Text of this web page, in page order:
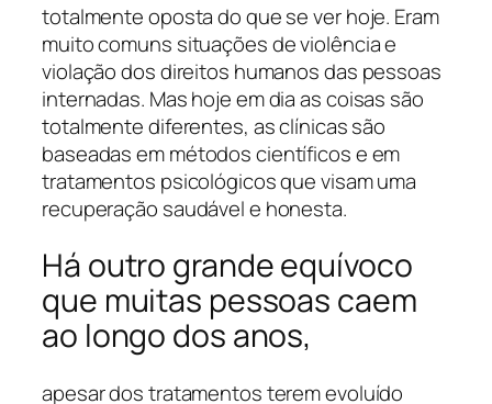
totalmente oposta do que se ver hoje. Eram
muito comuns situações de violência e
violação dos direitos humanos das pessoas
internadas. Mas hoje em dia as coisas são
totalmente diferentes, as clínicas são
baseadas em métodos científicos e em
tratamentos psicológicos que visam uma
recuperação saudável e honesta.
Há outro grande equívoco
que muitas pessoas caem
ao longo dos anos,
apesar dos tratamentos terem evoluído